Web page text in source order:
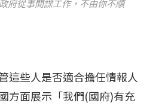
府從事間諜工作，不由你不順
這些人是否適合擔任情報人
方面展示「我們(國府)有充